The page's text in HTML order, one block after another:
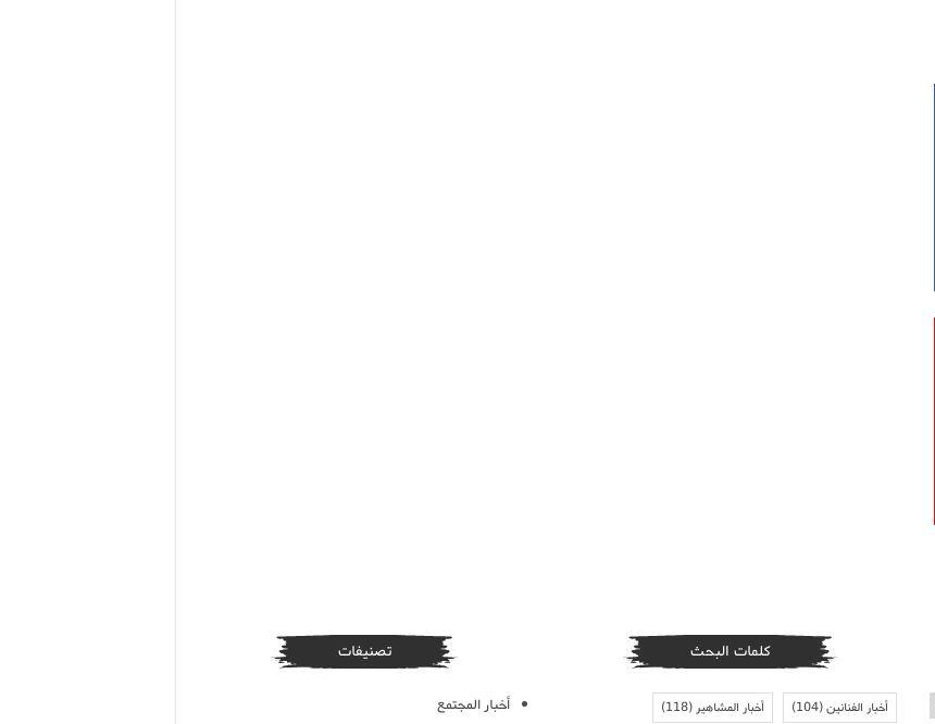
كلمات البحث
أخبار الفنانين(104) أخبار المشاهير(118)
تصنيفات
أخبار المجتمع